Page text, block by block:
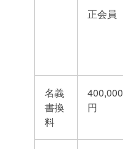
正会員
名義
書換
料
400,000
円